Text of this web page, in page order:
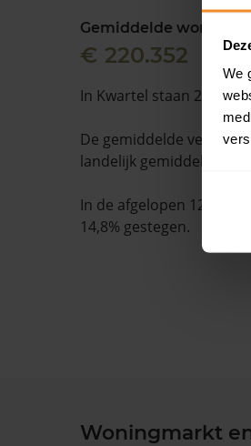
We
Gemiddelde
€ 220.352
In Kwartel staan 26
De gemiddelde
landelijk gemiddelde van
In de afgelopen 12
14,8% gestegen.
Woningmarkt